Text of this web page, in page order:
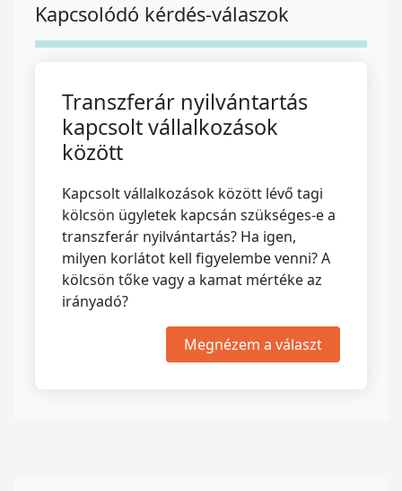
Kapcsolódó kérdés-válaszok
Transzferár nyilvántartás
kapcsolt vállalkozások
között
Kapcsolt vállalkozások között lévő tagi
kölcsön ügyletek kapcsán szükséges-e a
transzferár nyilvántartás? Ha igen,
milyen korlátot kell figyelembe venni? A
kölcsön tőke vagy a kamat mértéke az
irányadó?
Megnézem a választ